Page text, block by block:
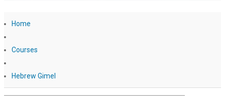
Home
Courses
Hebrew Gimel